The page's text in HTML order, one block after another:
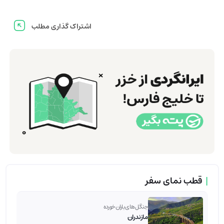
اشتراک گذاری مطلب
| قطب نمای سفر
جنگل های باران خورده
مازندران